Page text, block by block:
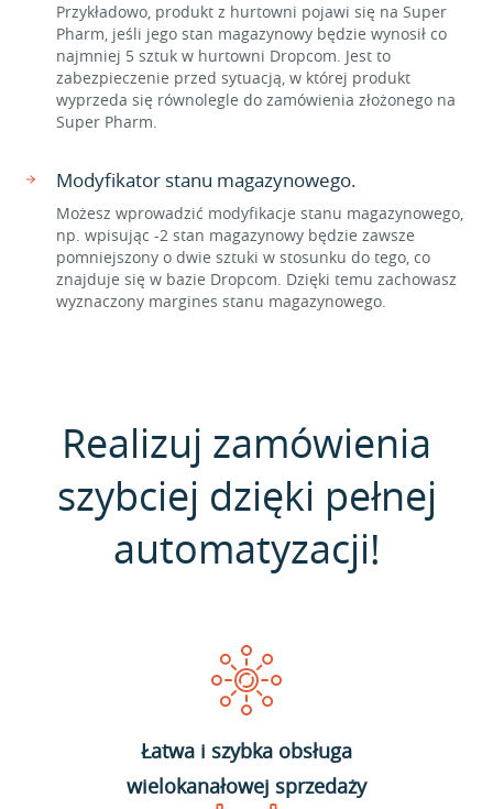
Przykładowo, produkt z hurtowni pojawi się na Super
Pharm, jeśli jego stan magazynowy będzie wynosił co
najmniej 5 sztuk w hurtowni Dropcom. Jest to
zabezpieczenie przed sytuacją, w której produkt
wyprzeda się równolegle do zamówienia złożonego na
Super Pharm.
Modyfikator stanu magazynowego.
Możesz wprowadzić modyfikacje stanu magazynowego,
np. wpisując -2 stan magazynowy będzie zawsze
pomniejszony o dwie sztuki w stosunku do tego, co
znajduje się w bazie Dropcom. Dzięki temu zachowasz
wyznaczony margines stanu magazynowego.
Realizuj zamówienia
szybciej dzięki pełnej
automatyzacji!
Łatwa i szybka obsługa
wielokanałowej sprzedaży